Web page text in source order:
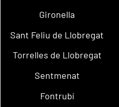
Gironella
Sant Feliu de Llobregat
Torrelles de Llobregat
Sentmenat
Fontrubí